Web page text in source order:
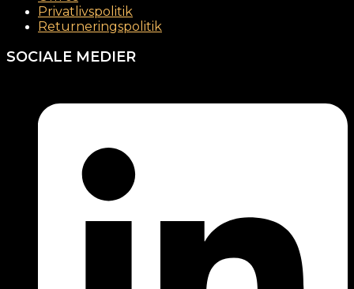
Privatlivspolitik
Returneringspolitik
SOCIALE MEDIER